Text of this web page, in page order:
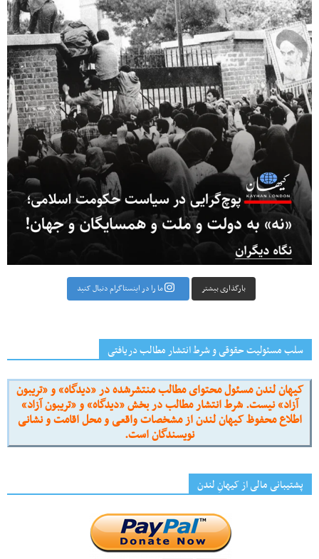
بارگذاری بیشتر ما را در اینستاگرام دنبال کنید
سلب مسئولیت حقوقی و شرط انتشار مطالب دریافتی
کیهان لندن مسئول محتوای مطالب منتشرشده در «دیدگاه» و «تریبون
آزاد» نیست. شرط انتشار مطالب در بخش «دیدگاه» و «تریبون آزاد»
اطلاع محفوظ کیهان لندن از مشخصات واقعی و محل اقامت و نشانی
نویسندگان است.
پشتیبانی مالی از کیهانِ لندن